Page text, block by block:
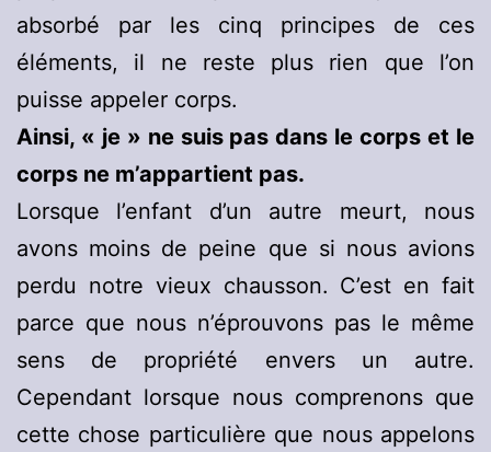
absorbé par les cinq principes de ces
éléments, il ne reste plus rien que l’on
puisse appeler corps.
Ainsi, « je » ne suis pas dans le corps et le
corps ne m’appartient pas.
Lorsque l’enfant d’un autre meurt, nous
avons moins de peine que si nous avions
perdu notre vieux chausson. C’est en fait
parce que nous n’éprouvons pas le même
sens de propriété envers un autre.
Cependant lorsque nous comprenons que
cette chose particulière que nous appelons